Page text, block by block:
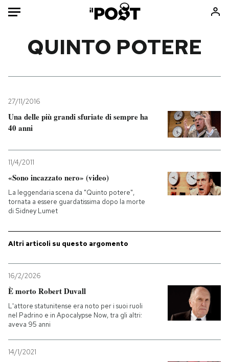
Mondo
Politica
Tecnologia
Scienza
Economia
Sport
Consumismi
Altrecose
Mondiali calcio 2026
I MIEI PREFERITI
SHOP
QUINTO POTERE
27/11/2016
Una delle più grandi sfuriate di sempre ha
40 anni
11/4/2011
«Sono incazzato nero» (video)
La leggendaria scena da "Quinto potere",
tornata a essere guardatissima dopo la morte
di Sidney Lumet
Altri articoli su questo argomento
16/2/2026
È morto Robert Duvall
L'attore statunitense era noto per i suoi ruoli
nel Padrino e in Apocalypse Now, tra gli altri:
aveva 95 anni
14/1/2021